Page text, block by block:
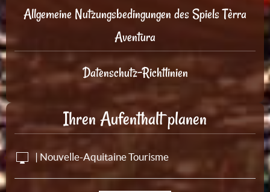
Allgemeine Nutzungsbedingungen des Spiels Tèrra
Aventura
Datenschutz-Richtlinien
Ihren Aufenthalt planen
| Nouvelle-Aquitaine Tourisme